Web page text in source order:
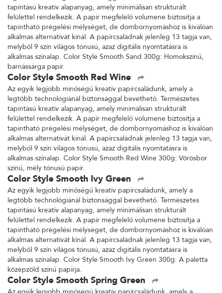
tapintású kreatív alapanyag, amely minimálisan strukturált
felülettel rendelkezik. A papír megfelelő volumene biztosítja a
tapintható prégelési mélységet, de dombornyomáshoz is kiválóan
alkalmas alternatívát kínál. A papírcsaládnak jelenleg 13 tagja van,
melyből 9 szín világos tónusú, azaz digitális nyomtatásra is
alkalmas színalap. Color Style Smooth Sand 300g: Homokszínű,
barnássárga papír.
Color Style Smooth Red Wine
Az egyik legjobb minőségű kreatív papírcsaládunk, amely a
legtöbb technológiánál biztonsággal bevethető. Természetes
tapintású kreatív alapanyag, amely minimálisan strukturált
felülettel rendelkezik. A papír megfelelő volumene biztosítja a
tapintható prégelési mélységet, de dombornyomáshoz is kiválóan
alkalmas alternatívát kínál. A papírcsaládnak jelenleg 13 tagja van,
melyből 9 szín világos tónusú, azaz digitális nyomtatásra is
alkalmas színalap. Color Style Smooth Red Wine 300g: Vörösbor
színű, mély tónusú papír.
Color Style Smooth Ivy Green
Az egyik legjobb minőségű kreatív papírcsaládunk, amely a
legtöbb technológiánál biztonsággal bevethető. Természetes
tapintású kreatív alapanyag, amely minimálisan strukturált
felülettel rendelkezik. A papír megfelelő volumene biztosítja a
tapintható prégelési mélységet, de dombornyomáshoz is kiválóan
alkalmas alternatívát kínál. A papírcsaládnak jelenleg 13 tagja van,
melyből 9 szín világos tónusú, azaz digitális nyomtatásra is
alkalmas színalap. Color Style Smooth Ivy Green 300g: A paletta
középzöld színű papírja.
Color Style Smooth Spring Green